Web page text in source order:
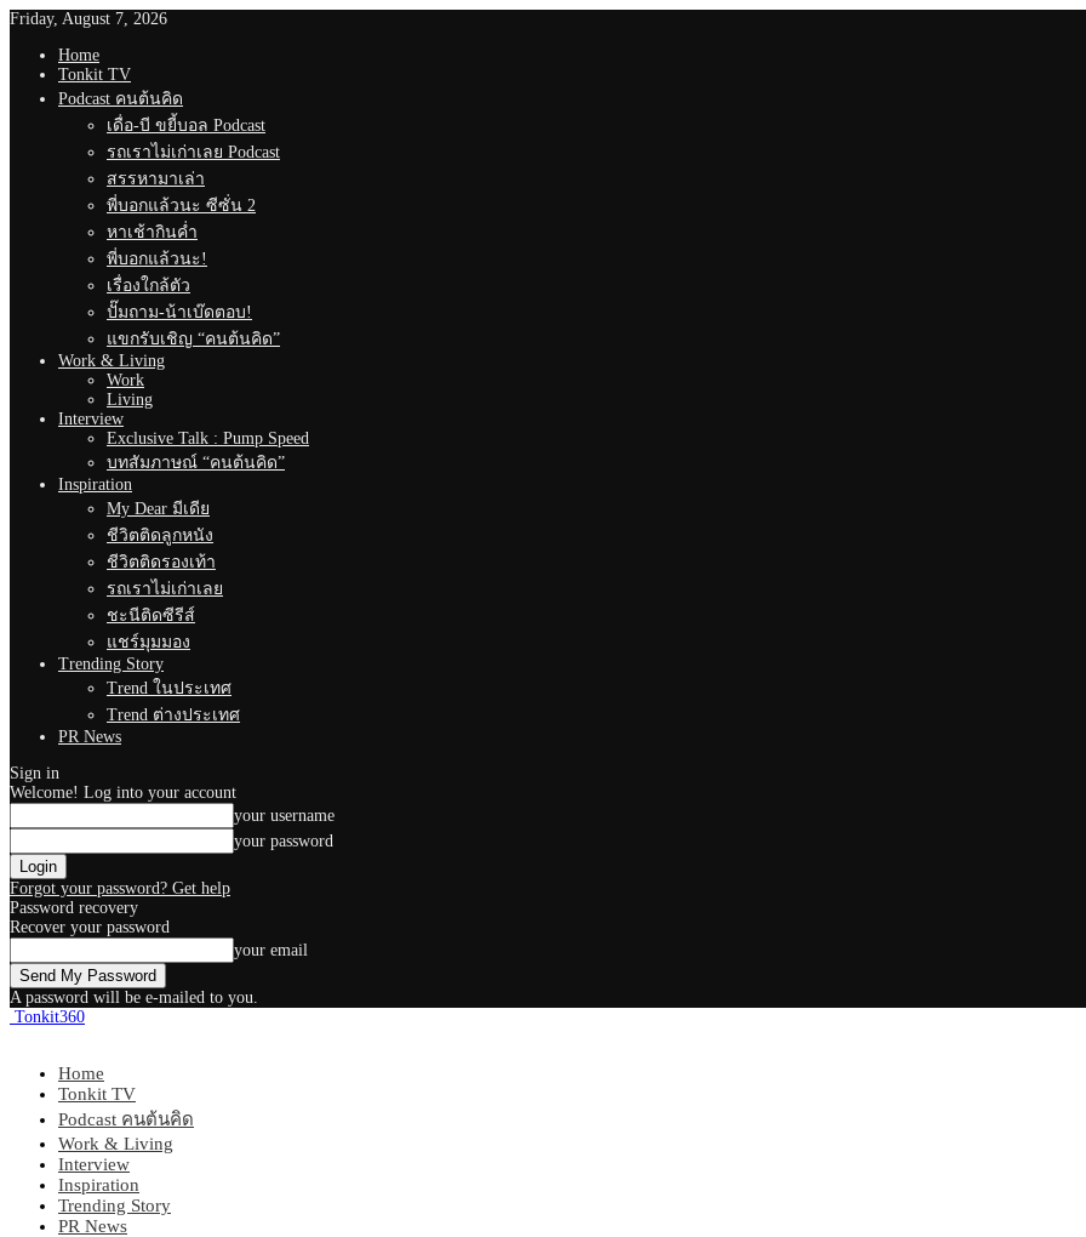
Friday, August 7, 2026
Home
Tonkit TV
Podcast คนต้นคิด
เดื่อ-บี ขยี้บอล Podcast
รถเราไม่เก่าเลย Podcast
สรรหามาเล่า
พี่บอกแล้วนะ ซีซั่น 2
หาเช้ากินค่ำ
พี่บอกแล้วนะ!
เรื่องใกล้ตัว
ปั๊มถาม-น้าเบ๊ดตอบ!
แขกรับเชิญ “คนต้นคิด”
Work & Living
Work
Living
Interview
Exclusive Talk : Pump Speed
บทสัมภาษณ์ “คนต้นคิด”
Inspiration
My Dear มีเดีย
ชีวิตติดลูกหนัง
ชีวิตติดรองเท้า
รถเราไม่เก่าเลย
ชะนีติดซีรีส์
แชร์มุมมอง
Trending Story
Trend ในประเทศ
Trend ต่างประเทศ
PR News
Sign in
Welcome! Log into your account
your username
your password
Forgot your password? Get help
Password recovery
Recover your password
your email
A password will be e-mailed to you.
Tonkit360
Home
Tonkit TV
Podcast คนต้นคิด
Work & Living
Interview
Inspiration
Trending Story
PR News